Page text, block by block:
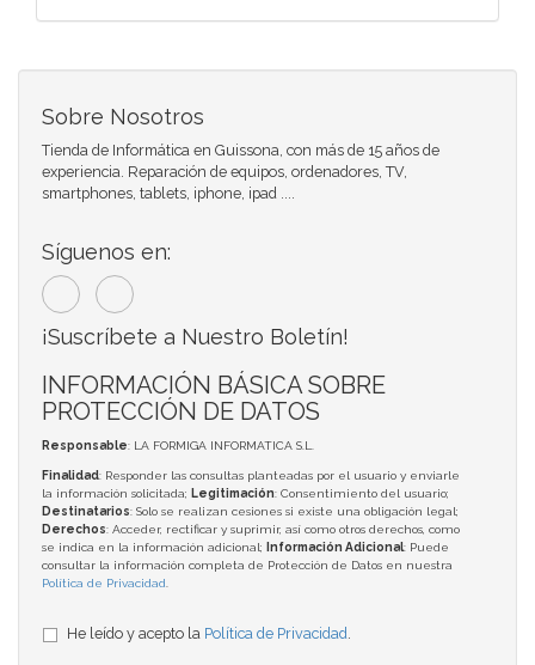
Sobre Nosotros
Tienda de Informática en Guissona, con más de 15 años de
experiencia. Reparación de equipos, ordenadores, TV,
smartphones, tablets, iphone, ipad ....
Síguenos en:
¡Suscríbete a Nuestro Boletín!
INFORMACIÓN BÁSICA SOBRE
PROTECCIÓN DE DATOS
Responsable: LA FORMIGA INFORMATICA S.L.
Finalidad: Responder las consultas planteadas por el usuario y enviarle
la información solicitada; Legitimación: Consentimiento del usuario;
Destinatarios: Solo se realizan cesiones si existe una obligación legal;
Derechos: Acceder, rectificar y suprimir, así como otros derechos, como
se indica en la información adicional;
Información Adicional: Puede
consultar la información completa de Protección de Datos en nuestra
Política de Privacidad
He leído y acepto la Política de Privacidad